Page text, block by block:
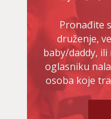
Pronađite
druženje,
baby/daddy,
oglasniku
osoba koje